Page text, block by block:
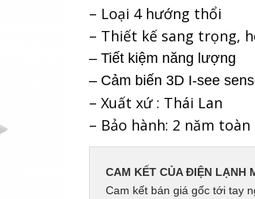
– Loại 4 hướng thổi
– Thiết kế sang trọng, h
– Tiết kiệm năng lượng
– Cảm biến 3D I-see
– Xuất xứ : Thái Lan
– Bảo hành: 2 năm
CAM KẾT CỦA ĐIỆN LẠNH
Cam kết bán giá gốc tới tay